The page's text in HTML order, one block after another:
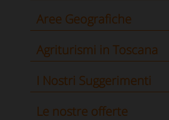
Aree Geografiche
Agriturismi in Toscana
I Nostri Suggerimenti
Le nostre offerte